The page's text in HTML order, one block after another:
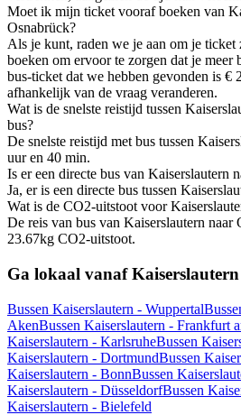
Moet ik mijn ticket vooraf boeken van
Osnabrück?
Als je kunt, raden we je aan om je
boeken om ervoor te zorgen dat je meer
bus-ticket dat we hebben gevonden is €
afhankelijk van de vraag veranderen.
Wat is de snelste reistijd tussen
bus?
De snelste reistijd met bus tussen
uur en 40 min.
Is er een directe bus van Kaiserslautern
Ja, er is een directe bus tussen
Wat is de CO2-uitstoot voor
De reis van bus van Kaiserslautern naar
23.67kg CO2-uitstoot.
Ga lokaal vanaf Kaiserslautern
Bussen Kaiserslautern - Wuppertal
AkenBussen Kaiserslautern - Frankfurt
Kaiserslautern - KarlsruheBussen
Kaiserslautern - DortmundBussen
Kaiserslautern - BonnBussen
Kaiserslautern - DüsseldorfBussen
Kaiserslautern - Bielefeld